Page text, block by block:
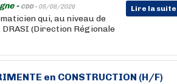
- CDD - 05/08/2026 Lire la suite
qui, au niveau de
(Direction Régionale
en CONSTRUCTION (H/F)